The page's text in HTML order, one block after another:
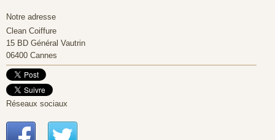
Notre adresse
Clean Coiffure
15 BD Général Vautrin
06400 Cannes
Réseaux sociaux